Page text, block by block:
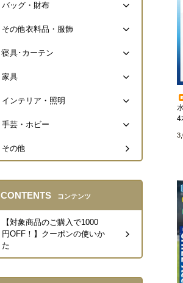
4
バッグ・財布
その他衣料品・服飾
寝具･カーテン
家具
インテリア・照明
手芸・ホビー
その他
CONTENTS コンテンツ
【対象商品のご購入で1000
円OFF！】クーポンの使いか
た